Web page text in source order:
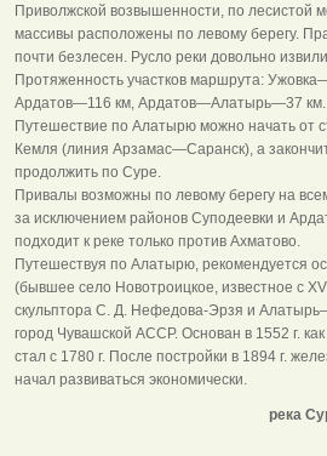
Приволжской возвышенности, по лесистой
массивы расположены по левому берегу.
почти безлесен. Русло реки довольно
Протяженность участков маршрута:
Ардатов—116 км, Ардатов—Алатырь—37 км.
Путешествие по Алатырю можно начать от
Кемля (линия Арзамас—Саранск), а
продолжить по Суре.
Привалы возможны по левому берегу на
за исключением районов Суподеевки и
подходит к реке только против Ахматово.
Путешествуя по Алатырю, рекомендуется
(бывшее село Новотроицкое, известное с
скульптора С. Д. Нефедова-Эрзя и
город Чувашской АССР. Основан в 1552 г.
стал с 1780 г. После постройки в 1894 г.
начал развиваться экономически.
река